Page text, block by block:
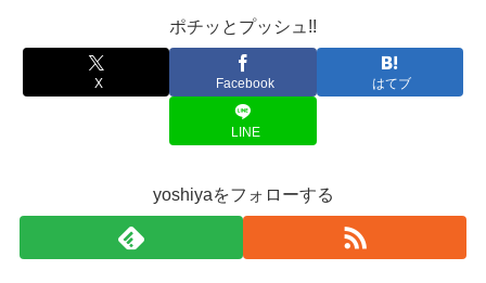
ポチッとプッシュ!!
X Facebook はてブ
LINE
yoshiyaをフォローする